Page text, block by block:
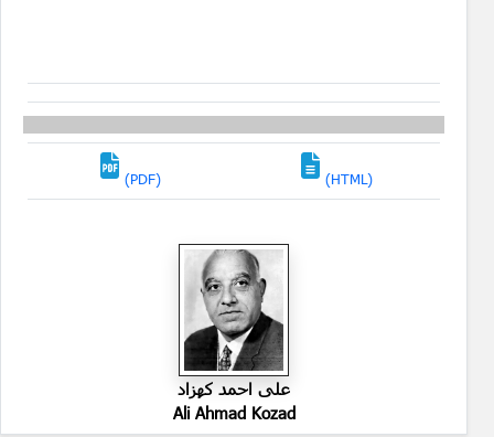
(PDF) (HTML)
علی احمد کهزاد
Ali Ahmad Kozad